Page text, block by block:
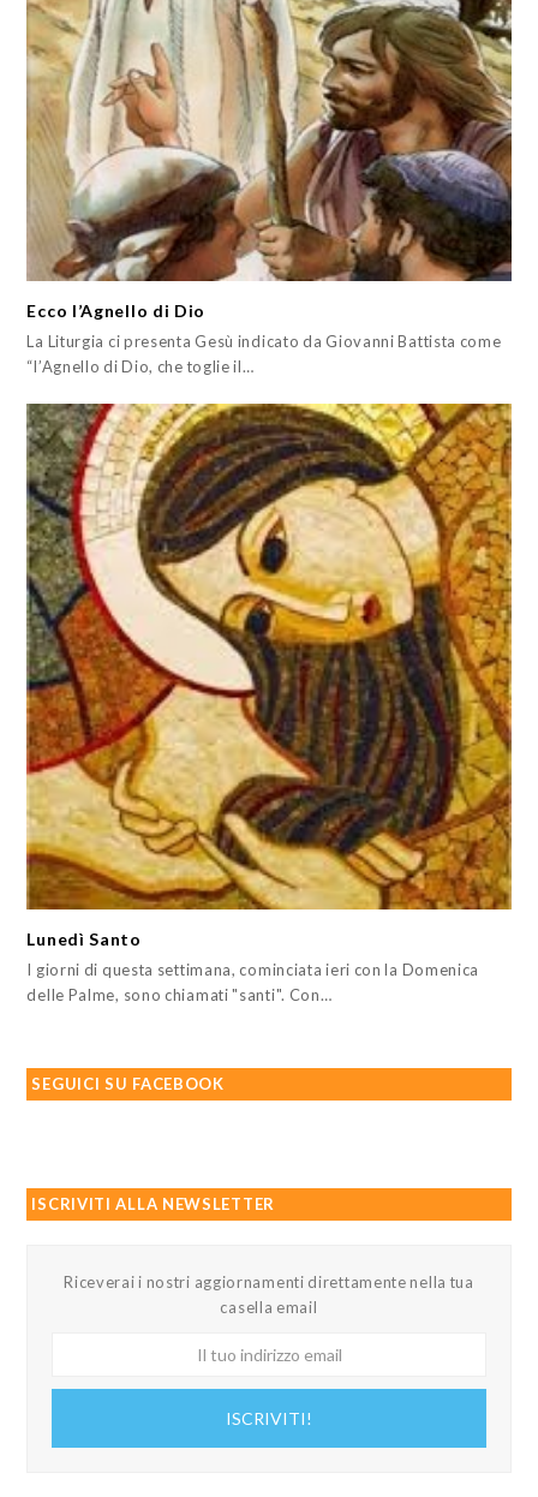
Ecco l’Agnello di Dio
La Liturgia ci presenta Gesù indicato da Giovanni Battista come
“l’Agnello di Dio, che toglie il…
Lunedì Santo
I giorni di questa settimana, cominciata ieri con la Domenica
delle Palme, sono chiamati "santi". Con…
SEGUICI SU FACEBOOK
ISCRIVITI ALLA NEWSLETTER
Riceverai i nostri aggiornamenti direttamente nella tua
casella email
ISCRIVITI!